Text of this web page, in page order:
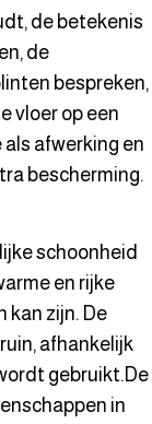
de betekenis
de
bespreken,
vloer op een
afwerking en
bescherming.
schoonheid
en rijke
kan zijn. De
afhankelijk
gebruikt.De
in